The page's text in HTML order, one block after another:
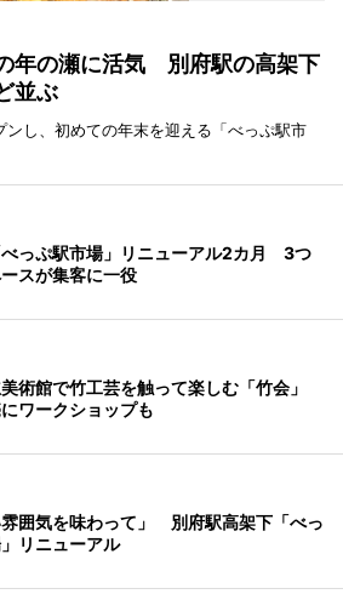
年の瀬に活気 別府駅の高架下
並ぶ
し、初めての年末を迎える「べっぷ駅市
べっぷ駅市場」リニューアル2カ月 3つ
スが集客に一役
術館で竹工芸を触って楽しむ「竹会」
ワークショップも
雰囲気を味わって」 別府駅高架下「べっ
リニューアル